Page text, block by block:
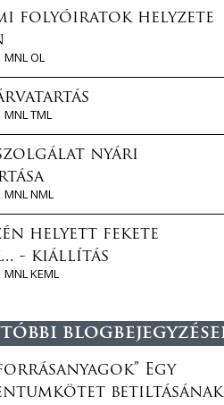
folyóiratok helyzete
MNL OL
MNL TML
nyári
MNL NML
helyett fekete
- kiállítás
MNL KEML
Egy
betiltásának